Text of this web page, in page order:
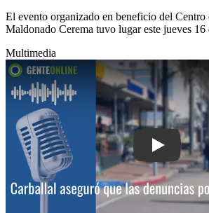
El evento organizado en beneficio del
Maldonado Cerema tuvo lugar este jueves 16
Multimedia
Play: